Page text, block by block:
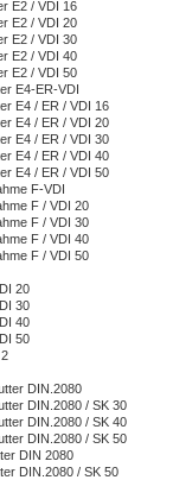
E2 / VDI 16
E2 / VDI 20
E2 / VDI 30
E2 / VDI 40
E2 / VDI 50
E4-ER-VDI
E4 / ER / VDI 16
E4 / ER / VDI 20
E4 / ER / VDI 30
E4 / ER / VDI 40
E4 / ER / VDI 50
F-VDI
F / VDI 20
F / VDI 30
F / VDI 40
F / VDI 50
20
30
40
50
DIN.2080
DIN.2080 / SK 30
DIN.2080 / SK 40
DIN.2080 / SK 50
DIN 2080
DIN.2080 / SK 50